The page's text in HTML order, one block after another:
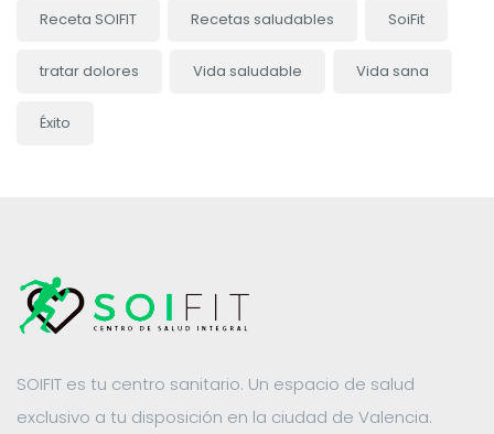
Receta SOIFIT Recetas saludables SoiFit
tratar dolores Vida saludable Vida sana
Éxito
SOIFIT es tu centro sanitario. Un espacio de salud
exclusivo a tu disposición en la ciudad de Valencia.